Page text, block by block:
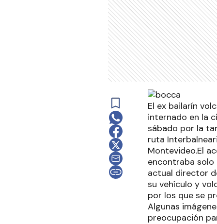
El ex bailarín
internado en la
sábado por la
ruta
Montevideo.El
encontraba solo
actual director
su vehículo y
por los que se
Algunas
preocupación